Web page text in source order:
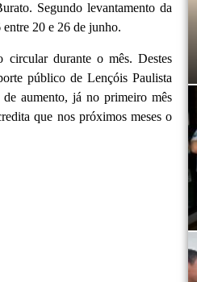
Segundo levantamento da
entre 20 e 26 de junho.
circular durante o mês. Destes
público de Lençóis Paulista
de aumento, já no primeiro mês
que nos próximos meses o